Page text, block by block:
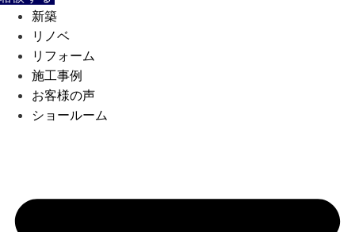
新築
リノベ
リフォーム
施工事例
お客様の声
ショールーム